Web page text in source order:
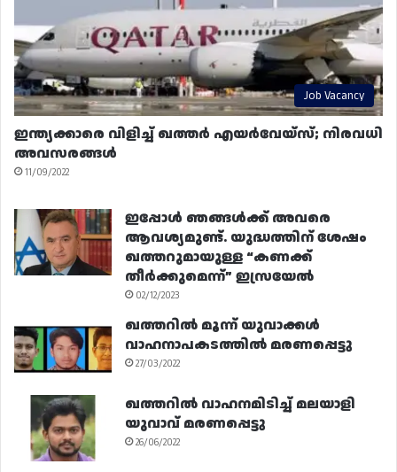
Job Vacancy
ഇന്ത്യക്കാരെ വിളിച്ച് ഖത്തർ എയർവേയ്‌സ്; നിരവധി
അവസരങ്ങൾ
11/09/2022
ഇപ്പോൾ ഞങ്ങൾക്ക് അവരെ
ആവശ്യമുണ്ട്. യുദ്ധത്തിന് ശേഷം
ഖത്തറുമായുള്ള “കണക്ക്
തീർക്കുമെന്ന്” ഇസ്രയേൽ
02/12/2023
ഖത്തറിൽ മൂന്ന് യുവാക്കൾ
വാഹനാപകടത്തിൽ മരണപ്പെട്ടു
27/03/2022
ഖത്തറിൽ വാഹനമിടിച്ച് മലയാളി
യുവാവ് മരണപ്പെട്ടു
26/06/2022